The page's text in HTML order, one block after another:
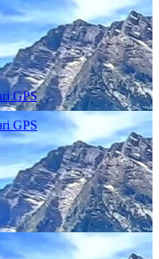
GPS
GPS